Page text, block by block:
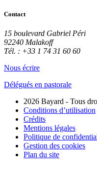
Contact
15 boulevard Gabriel Péri
92240 Malakoff
Tél. : +33 1 74 31 60 60
Nous écrire
Délégués en pastorale
2026 Bayard - Tous
Conditions d’utilisation
Crédits
Mentions légales
Politique de
Gestion des cookies
Plan du site